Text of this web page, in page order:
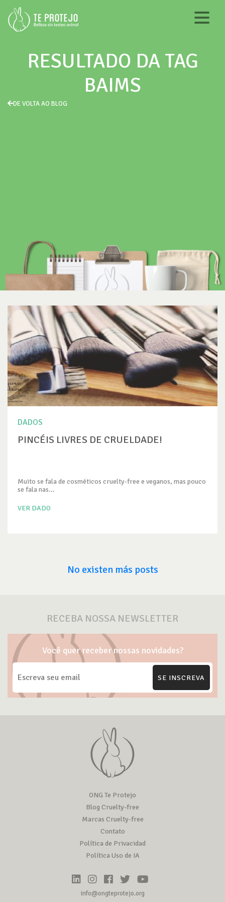
RESULTADO DA TAG
BAIMS
DE VOLTA AO BLOG
DADOS
PINCÉIS LIVRES DE CRUELDADE!
Muito se fala de cosméticos cruelty-free e veganos, mas pouco
se fala nas...
VER DADO
No existen más posts
RECEBA NOSSA NEWSLETTER
Você quer receber nossas novidades?
SE INSCREVA
ONG Te Protejo
Blog Cruelty-free
Marcas Cruelty-free
Contato
Política de Privacidad
Política Uso de IA
info@ongteprotejo.org